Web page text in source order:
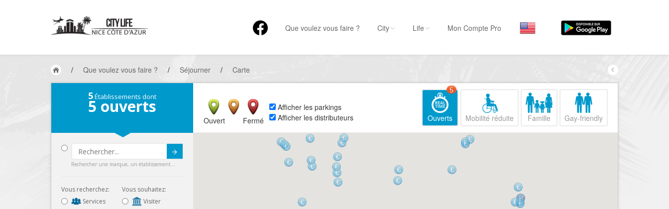
Que voulez vous faire ?
Hôtels, ...
Visiter
Musées, ...
Par quartiers
Nice Promenade du
Nice le Port
City Life Mon Compte Pro
/ Que voulez vous faire ? / Séjourner / Carte
5Établissements dont
5 ouverts
Rechercher une marque, un établissement...
Vous recherchez:
Services
Vous souhaitez:
Visiter
Afficher les parkings
Afficher les distributeurs
Ouvert Fermé Ouverts
5
Mobilité réduite Famille Gay-friendly